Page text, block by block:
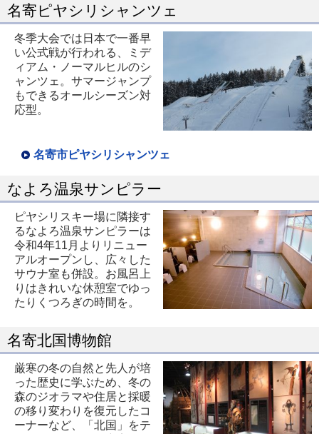
ペ
ジ
で
開
き
名寄ピヤシリシャンツェ
冬季大会では日本で一番早
い公式戦が行われる、ミデ
ィアム・ノーマルヒルのシ
ャンツェ。サマージャンプ
もできるオールシーズン対
応型。
名寄市ピヤシリシャンツェ
なよろ温泉サンピラー
ピヤシリスキー場に隣接す
るなよろ温泉サンピラーは
令和4年11月よりリニュー
アルオープンし、広々した
サウナ室も併設。お風呂上
りはきれいな休憩室でゆっ
たりくつろぎの時間を。
名寄北国博物館
厳寒の冬の自然と先人が培
った歴史に学ぶため、冬の
森のジオラマや住居と採暖
の移り変わりを復元したコ
ーナーなど、「北国」をテ